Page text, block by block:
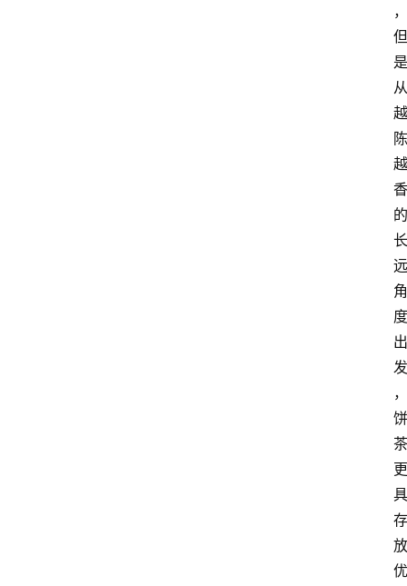
，
但
是
从
越
陈
越
香
的
长
远
角
度
出
发
，
饼
茶
更
具
存
放
优